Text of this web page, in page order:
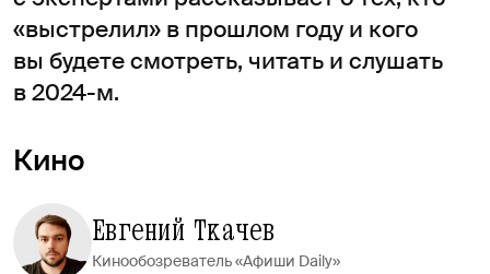
«выстрелил» в прошлом году и кого
вы будете смотреть, читать и слушать
в 2024-м.
Кино
Евгений Ткачев
Кинообозреватель «Афиши Daily»